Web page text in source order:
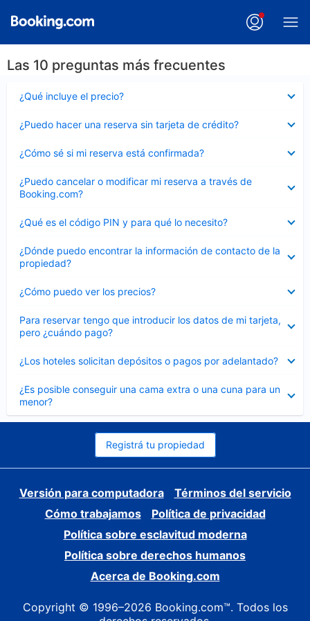
Las 10 preguntas más frecuentes
¿Qué incluye el precio?
cerrado
¿Puedo hacer una reserva sin tarjeta de crédito?
cerrado
¿Cómo sé si mi reserva está confirmada?
cerrado
¿Puedo cancelar o modificar mi reserva a través de
Booking.com?
cerrado
¿Qué es el código PIN y para qué lo necesito?
cerrado
¿Dónde puedo encontrar la información de contacto de la
propiedad?
cerrado
¿Cómo puedo ver los precios?
cerrado
Para reservar tengo que introducir los datos de mi tarjeta,
pero ¿cuándo pago?
cerrado
¿Los hoteles solicitan depósitos o pagos por adelantado?
cerrado
¿Es posible conseguir una cama extra o una cuna para un
menor?
cerrado
Registrá tu propiedad
Versión para computadora
Términos del servicio
Cómo trabajamos
Política de privacidad
Política sobre esclavitud moderna
Política sobre derechos humanos
Acerca de Booking.com
Copyright © 1996–2026 Booking.com™. Todos los